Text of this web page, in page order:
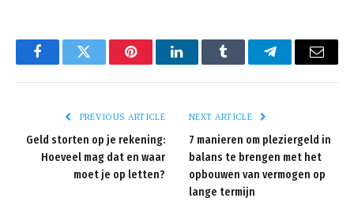
FacebookTwitter PinterestLinkedInTumblr TelegramEmail
PREVIOUS ARTICLE
Geld storten op je rekening:
Hoeveel mag dat en waar
moet je op letten?
NEXT ARTICLE
7 manieren om pleziergeld in
balans te brengen met het
opbouwen van vermogen op
lange termijn